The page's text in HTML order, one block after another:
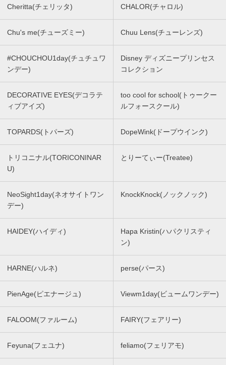
Cheritta(チェリッタ) CHALOR(チャロル)
Chu's me(チューズミー) Chuu Lens(チューレンズ)
#CHOUCHOU1day(チュチュワ
ンデー)
Disney ディズニープリンセス
コレクション
DECORATIVE EYES(デコラテ
ィブアイズ)
too cool for school(トゥークー
ルフォースクール)
TOPARDS(トパーズ) DopeWink(ドープウインク)
トリコニナル(TORICONINAR
U)
とりーてぃー(Treatee)
NeoSight1day(ネオサイトワン
デー)
KnockKnock(ノックノック)
HAIDEY(ハイディ)
Hapa Kristin(ハパクリスティ
ン)
HARNE(ハルネ) perse(パース)
PienAge(ピエナージュ) Viewm1day(ビュームワンデー)
FALOOM(ファルーム) FAIRY(フェアリー)
Feyuna(フェユナ) feliamo(フェリアモ)